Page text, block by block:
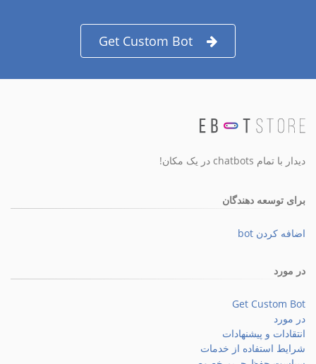
Get Custom Bot
دیدار با تمام chatbots در یک مکان!
برای توسعه دهندگان
اضافه کردن bot
در مورد
Get Custom Bot
در مورد
انتقادات و پیشنهادات
شرایط استفاده از خدمات